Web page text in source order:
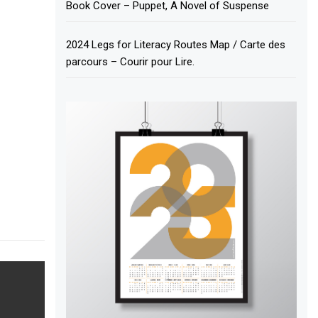
Book Cover – Puppet, A Novel of Suspense
2024 Legs for Literacy Routes Map / Carte des
parcours – Courir pour Lire.